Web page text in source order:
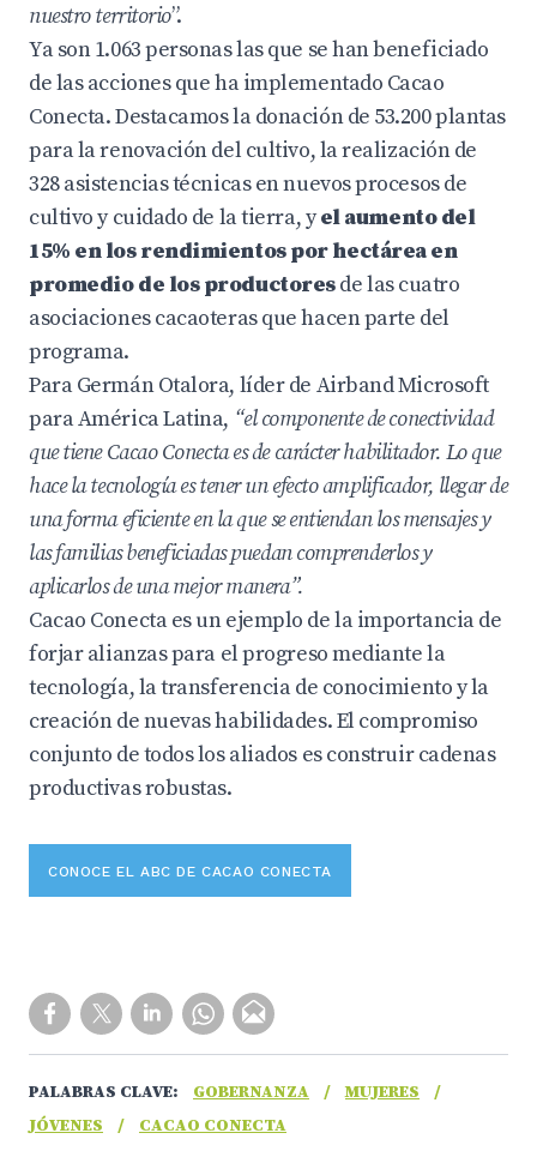
nuestro territorio”.
Ya son 1.063 personas las que se han beneficiado
de las acciones que ha implementado Cacao
Conecta. Destacamos la donación de 53.200 plantas
para la renovación del cultivo, la realización de
328 asistencias técnicas en nuevos procesos de
cultivo y cuidado de la tierra, yel aumento del
15% en los rendimientos por hectárea en
promedio de los productoresde las cuatro
asociaciones cacaoteras que hacen parte del
programa.
Para Germán Otalora, líder de Airband Microsoft
para América Latina, “el componente de conectividad
que tiene Cacao Conecta es de carácter habilitador. Lo que
hace la tecnología es tener un efecto amplificador, llegar de
una forma eficiente en la que se entiendan los mensajes y
las familias beneficiadas puedan comprenderlos y
aplicarlos de una mejor manera”.
Cacao Conecta es un ejemplo de la importancia de
forjar alianzas para el progreso mediante la
tecnología, la transferencia de conocimiento y la
creación de nuevas habilidades. El compromiso
conjunto de todos los aliados es construir cadenas
productivas robustas.
CONOCE EL ABC DE CACAO CONECTA
PALABRAS CLAVE: GOBERNANZA / MUJERES
/
JÓVENES
/ CACAO CONECTA